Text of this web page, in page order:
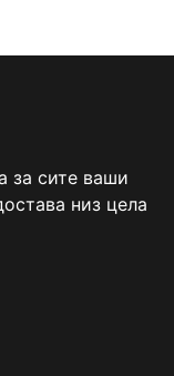
за сите ваши
низ цела